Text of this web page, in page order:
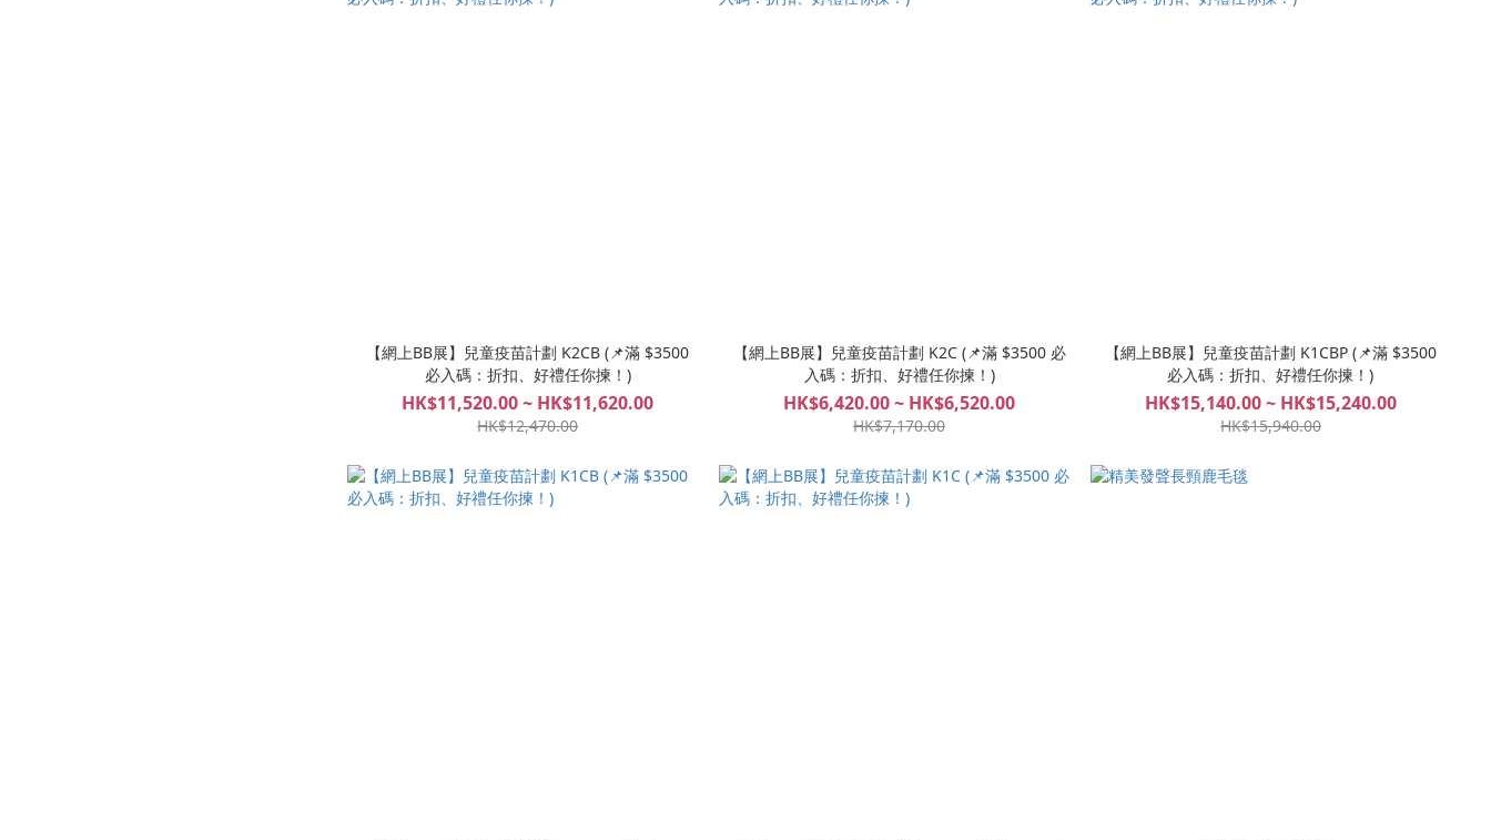
【網上BB展】兒童疫苗計劃 K2CB (📌滿 $3500
必入碼：折扣、好禮任你揀！)
HK$11,520.00 ~ HK$11,620.00
HK$12,470.00
【網上BB展】兒童疫苗計劃 K2C (📌滿 $3500 必
入碼：折扣、好禮任你揀！)
HK$6,420.00 ~ HK$6,520.00
HK$7,170.00
【網上BB展】兒童疫苗計劃 K1CBP (📌滿 $3500
必入碼：折扣、好禮任你揀！)
HK$15,140.00 ~ HK$15,240.00
HK$15,940.00